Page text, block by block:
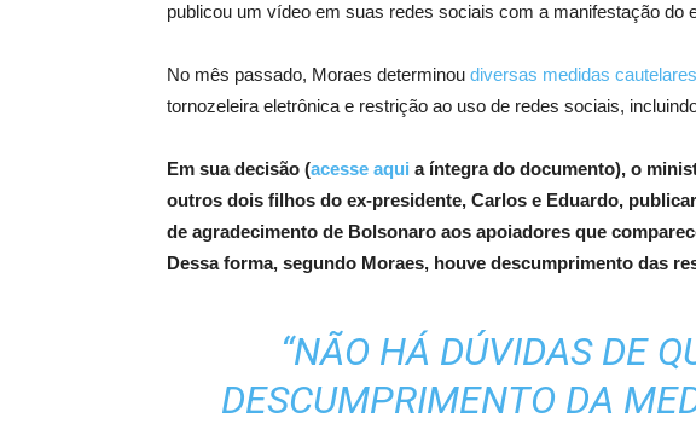
publicou um vídeo em suas redes sociais com a manifestação do
No mês passado, Moraes determinou diversas medidas cautelares
tornozeleira eletrônica e restrição ao uso de redes sociais,
Em sua decisão (acesse aqui a íntegra do documento), o
outros dois filhos do ex-presidente, Carlos e Eduardo,
de agradecimento de Bolsonaro aos apoiadores que
Dessa forma, segundo Moraes, houve descumprimento das
“NÃO HÁ DÚVIDAS DE
DESCUMPRIMENTO DA